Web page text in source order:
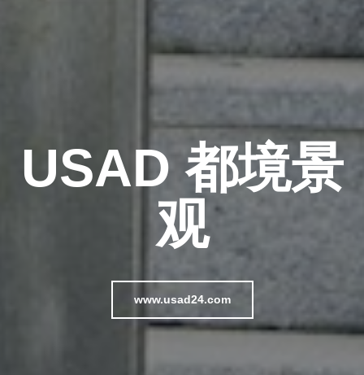
USAD 都境景
观
www.usad24.com